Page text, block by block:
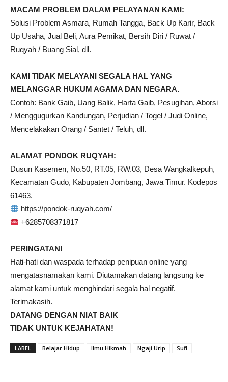
MACAM PROBLEM DALAM PELAYANAN KAMI:
Solusi Problem Asmara, Rumah Tangga, Back Up Karir, Back
Up Usaha, Jual Beli, Aura Pemikat, Bersih Diri / Ruwat /
Ruqyah / Buang Sial, dll.
KAMI TIDAK MELAYANI SEGALA HAL YANG
MELANGGAR HUKUM AGAMA DAN NEGARA.
Contoh: Bank Gaib, Uang Balik, Harta Gaib, Pesugihan, Aborsi
/ Menggugurkan Kandungan, Perjudian / Togel / Judi Online,
Mencelakakan Orang / Santet / Teluh, dll.
ALAMAT PONDOK RUQYAH:
Dusun Kasemen, No.50, RT.05, RW.03, Desa Wangkalkepuh,
Kecamatan Gudo, Kabupaten Jombang, Jawa Timur. Kodepos
61463.
https://pondok-ruqyah.com/
+6285708371817
PERINGATAN!
Hati-hati dan waspada terhadap penipuan online yang
mengatasnamakan kami. Diutamakan datang langsung ke
alamat kami untuk menghindari segala hal negatif.
Terimakasih.
DATANG DENGAN NIAT BAIK
TIDAK UNTUK KEJAHATAN!
LABEL Belajar Hidup Ilmu Hikmah Ngaji Urip Sufi